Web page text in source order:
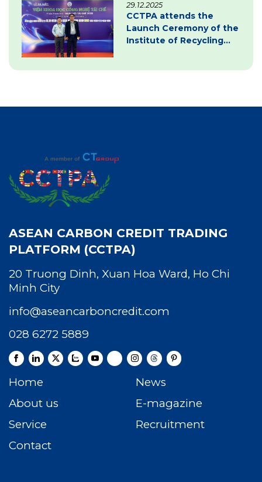
29.12.2025
CCTPA attends the
Launch Ceremony of the
Institute of Recycling
ASEAN CARBON CREDIT TRADING
PLATFORM (CCTPA)
20 Truong Dinh, Xuan Hoa Ward, Ho Chi
Minh City
info@aseancarboncredit.com
028 6272 5889
Home
About us
Service
Contact
News
E-magazine
Recruitment